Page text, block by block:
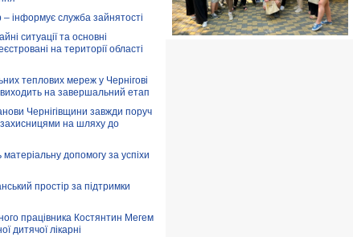
інформує служба зайнятості
ситуації та основні
на території області
теплових мереж у Чернігові
на завершальний етап
Чернігівщини завжди поруч
на шляху до
допомогу за успіхи
простір за підтримки
працівника Костянтин Мегем
дитячої лікарні